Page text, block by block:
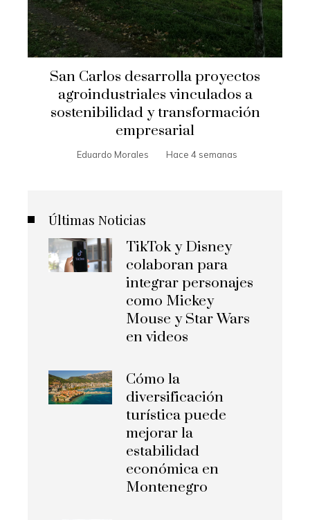
San Carlos desarrolla proyectos
agroindustriales vinculados a
sostenibilidad y transformación
empresarial
Eduardo Morales Hace 4 semanas
Últimas Noticias
TikTok y Disney
colaboran para
integrar personajes
como Mickey
Mouse y Star Wars
en videos
Cómo la
diversificación
turística puede
mejorar la
estabilidad
económica en
Montenegro